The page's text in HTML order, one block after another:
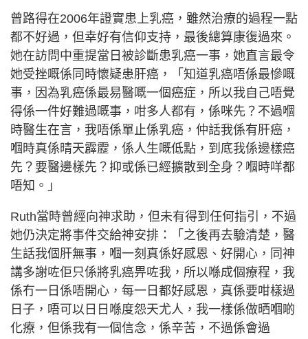
曾路得在2006年證實患上乳癌，雖然治療的過程一點
都不好過，但幸好有信仰支持，最後總算康復過來。
她在訪問中重提當日被診斷患乳癌一事，她直言最令
她受挫嘅係同時懷疑患肝癌，「知道乳癌唔係最慘嘅
事，因為乳癌係最易醫嘅一個癌症，所以我自己唔覺
得係一件好難過嘅事，咁多人都有，係咪先？不過嗰
時醫生在言，我唔係單止係乳癌，仲話我係有肝癌，
嗰時真係晴天霹靂，係人生嘅低點，到底我係邊樣癌
先？要醫邊樣先？抑或係已經擴散到全身？嗰時咩都
唔知。」
Ruth當時曾經向神求助，但未有得到任何指引，不過
她仍決定將事件交給神安排：「之後再去驗清楚，醫
生話我個肝無事，嗰一刻真係好感恩、好開心，同神
講多謝咗佢只係將乳癌畀咗我，所以喺成個療程，我
係冇一日係唔開心，每一日都好感恩，真係要咁樣過
日子，唔可以日日喺度怨天尤人，我一樣係做晒嗰啲
化療，但係我有一個信念，係辛苦，不過係會過